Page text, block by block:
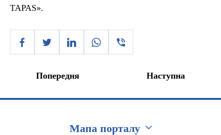
TAPAS».
Попередня Наступна
Мапа порталу